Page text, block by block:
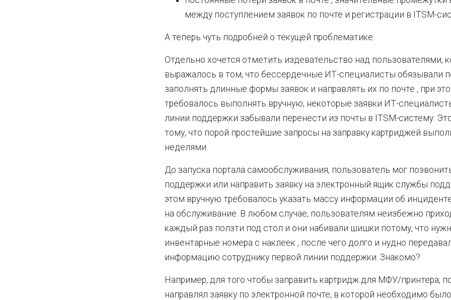
между поступлением заявок по почте и регистрации в ITSM-
А теперь чуть подробней о текущей проблематике.
Отдельно хочется отметить издевательство над пользователями,
выражалось в том, что бессердечные ИТ-специалисты обязывали
заполнять длинные формы заявок и направлять их по почте , при
требовалось выполнять вручную; некоторые заявки ИТ-
линии поддержки забывали перенести из почты в ITSM-систему.
тому, что порой простейшие запросы на заправку картриджей
неделями.
До запуска портала самообслуживания, пользователь мог
поддержки или направить заявку на электронный ящик службы
этом вручную требовалось указать массу информации об
на обслуживание. В любом случае, пользователям неизбежно
каждый раз ползти под стол и они набивали шишки потому, что
инвентарные номера с наклеек , после чего долго и нудно
информацию сотруднику первой линии поддержки. Знакомо?
Например, для того чтобы заправить картридж для МФУ/принтера,
направлял заявку по электронной почте, в которой необходимо